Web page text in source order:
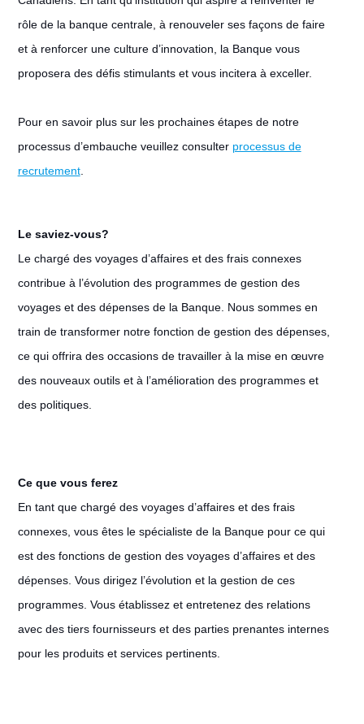
rôle de la banque centrale, à renouveler ses façons de faire
et à renforcer une culture d’innovation, la Banque vous
proposera des défis stimulants et vous incitera à exceller.
Pour en savoir plus sur les prochaines étapes de notre
processus d’embauche veuillez consulter processus de
recrutement.
Le saviez-vous?
Le chargé des voyages d’affaires et des frais connexes
contribue à l’évolution des programmes de gestion des
voyages et des dépenses de la Banque. Nous sommes en
train de transformer notre fonction de gestion des dépenses,
ce qui offrira des occasions de travailler à la mise en œuvre
des nouveaux outils et à l’amélioration des programmes et
des politiques.
Ce que vous ferez
En tant que chargé des voyages d’affaires et des frais
connexes, vous êtes le spécialiste de la Banque pour ce qui
est des fonctions de gestion des voyages d’affaires et des
dépenses. Vous dirigez l’évolution et la gestion de ces
programmes. Vous établissez et entretenez des relations
avec des tiers fournisseurs et des parties prenantes internes
pour les produits et services pertinents.